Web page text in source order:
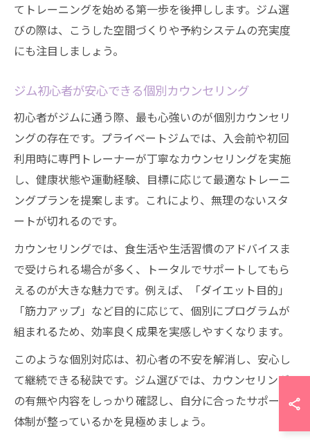
てトレーニングを始める第一歩を後押しします。ジム選
びの際は、こうした空間づくりや予約システムの充実度
にも注目しましょう。
ジム初心者が安心できる個別カウンセリング
初心者がジムに通う際、最も心強いのが個別カウンセリ
ングの存在です。プライベートジムでは、入会前や初回
利用時に専門トレーナーが丁寧なカウンセリングを実施
し、健康状態や運動経験、目標に応じて最適なトレーニ
ングプランを提案します。これにより、無理のないスタ
ートが切れるのです。
カウンセリングでは、食生活や生活習慣のアドバイスま
で受けられる場合が多く、トータルでサポートしてもら
えるのが大きな魅力です。例えば、「ダイエット目的」
「筋力アップ」など目的に応じて、個別にプログラムが
組まれるため、効率良く成果を実感しやすくなります。
このような個別対応は、初心者の不安を解消し、安心し
て継続できる秘訣です。ジム選びでは、カウンセリング
の有無や内容をしっかり確認し、自分に合ったサポート
体制が整っているかを見極めましょう。